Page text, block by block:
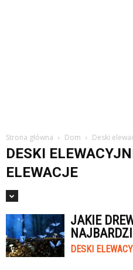
Strona główna Dom Deski
DESKI
ELEWACJE
JAKIE
DESKI